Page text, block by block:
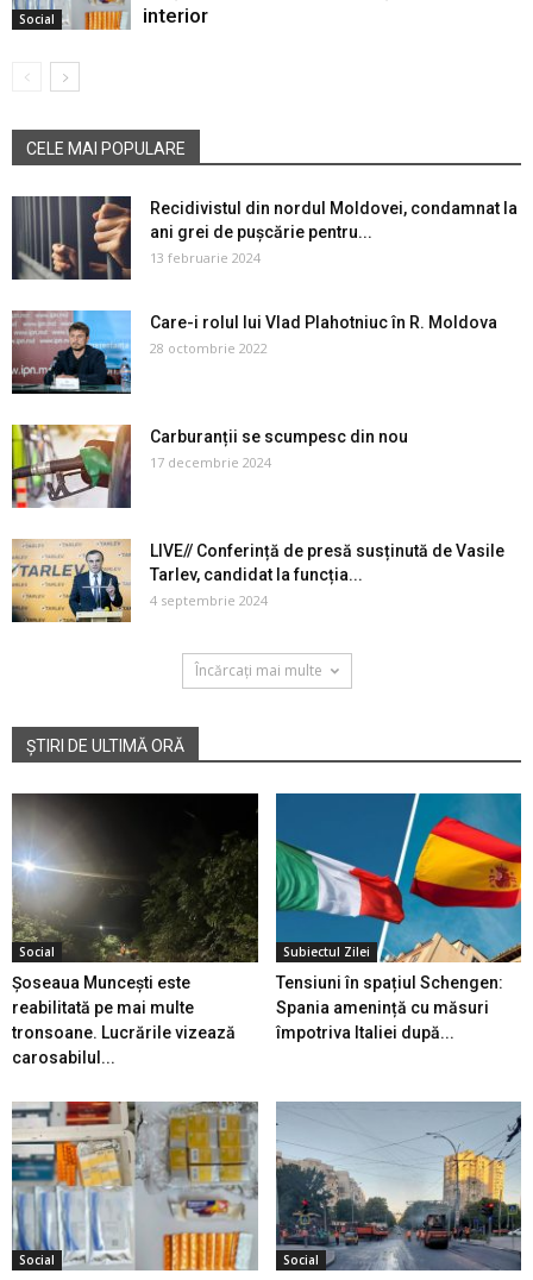
Social
interior
CELE MAI POPULARE
Recidivistul din nordul Moldovei, condamnat la
ani grei de pușcărie pentru...
13 februarie 2024
Care-i rolul lui Vlad Plahotniuc în R. Moldova
28 octombrie 2022
Carburanții se scumpesc din nou
17 decembrie 2024
LIVE// Conferință de presă susținută de Vasile
Tarlev, candidat la funcția...
4 septembrie 2024
Încărcați mai multe
ȘTIRI DE ULTIMĂ ORĂ
Social
Șoseaua Muncești este
reabilitată pe mai multe
tronsoane. Lucrările vizează
carosabilul...
Subiectul Zilei
Tensiuni în spațiul Schengen:
Spania amenință cu măsuri
împotriva Italiei după...
Social Social